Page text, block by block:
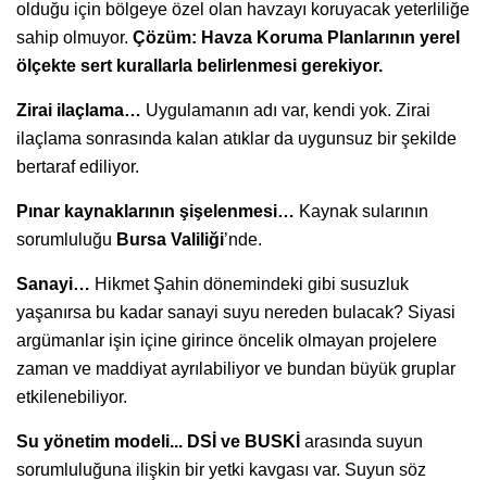
olduğu için bölgeye özel olan havzayı koruyacak yeterliliğe
sahip olmuyor. Çözüm: Havza Koruma Planlarının yerel
ölçekte sert kurallarla belirlenmesi gerekiyor.
Zirai ilaçlama… Uygulamanın adı var, kendi yok. Zirai
ilaçlama sonrasında kalan atıklar da uygunsuz bir şekilde
bertaraf ediliyor.
Pınar kaynaklarının şişelenmesi… Kaynak sularının
sorumluluğu Bursa Valiliği’nde.
Sanayi… Hikmet Şahin dönemindeki gibi susuzluk
yaşanırsa bu kadar sanayi suyu nereden bulacak? Siyasi
argümanlar işin içine girince öncelik olmayan projelere
zaman ve maddiyat ayrılabiliyor ve bundan büyük gruplar
etkilenebiliyor.
Su yönetim modeli... DSİ ve BUSKİ arasında suyun
sorumluluğuna ilişkin bir yetki kavgası var. Suyun söz